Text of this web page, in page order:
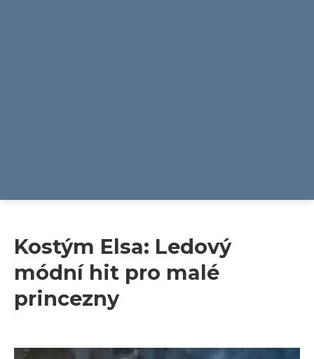
Kostým Elsa: Ledový
módní hit pro malé
princezny